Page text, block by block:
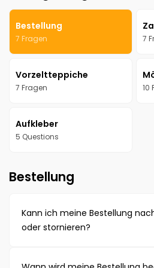
Bestellung
7 Fragen 7
Vorzeltteppiche
7 Fragen 10
Aufkleber
5 Questions
Bestellung
Kann ich meine Bestellung
oder stornieren?
Solange deine Bestellung noch